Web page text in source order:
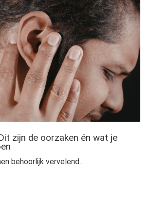
zijn de oorzaken én wat je
behoorlijk vervelend...